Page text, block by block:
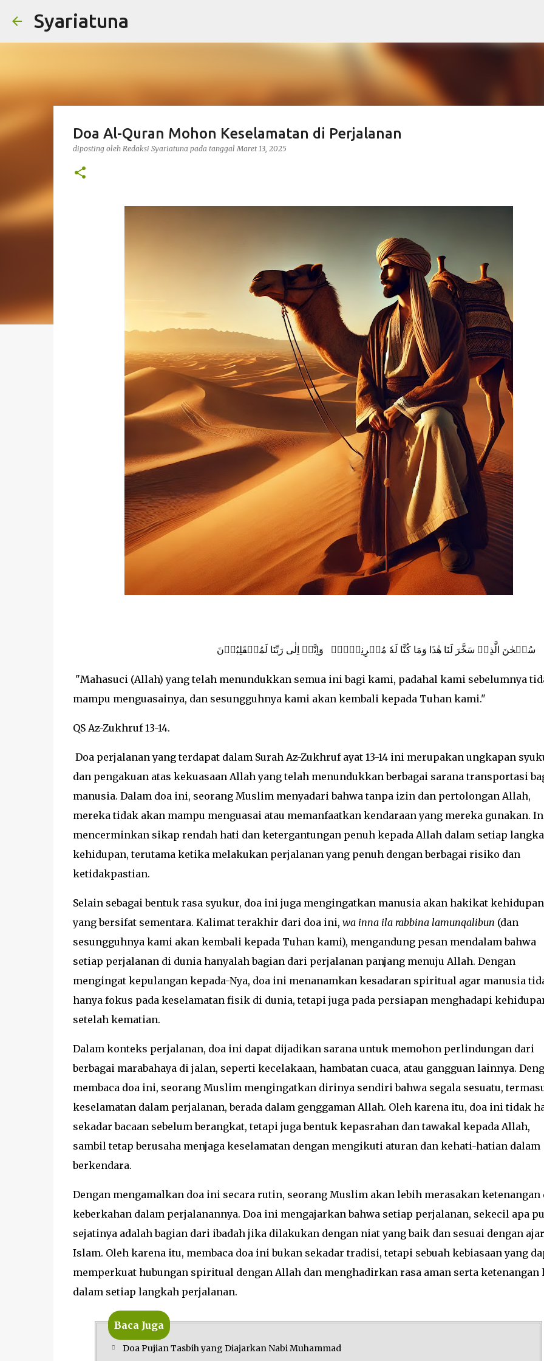
Syariatuna
Doa Al-Quran Mohon Keselamatan di Perjalanan
diposting oleh Redaksi Syariatuna pada tanggalMaret 13, 2025
سُبۡحٰنَ الَّذِىۡ سَخَّرَ لَنَا هٰذَا وَمَا كُنَّا لَهٗ مُقۡرِنِيۡنَۙ وَاِنَّاۤ اِلٰى رَبِّنَا لَمُنۡقَلِبُوۡنَ‏‏
"Mahasuci (Allah) yang telah menundukkan semua ini bagi kami, padahal kami sebelumnya
mampu menguasainya, dan sesungguhnya kami akan kembali kepada Tuhan kami."
QS Az-Zukhruf 13-14.
Doa perjalanan yang terdapat dalam Surah Az-Zukhruf ayat 13-14 ini merupakan ungkapan
dan pengakuan atas kekuasaan Allah yang telah menundukkan berbagai sarana transportasi
manusia. Dalam doa ini, seorang Muslim menyadari bahwa tanpa izin dan pertolongan Allah,
mereka tidak akan mampu menguasai atau memanfaatkan kendaraan yang mereka gunakan.
mencerminkan sikap rendah hati dan ketergantungan penuh kepada Allah dalam setiap
kehidupan, terutama ketika melakukan perjalanan yang penuh dengan berbagai risiko dan
ketidakpastian.
Selain sebagai bentuk rasa syukur, doa ini juga mengingatkan manusia akan hakikat kehidupan
yang bersifat sementara. Kalimat terakhir dari doa ini, wa inna ila rabbina lamunqalibun (dan
sesungguhnya kami akan kembali kepada Tuhan kami), mengandung pesan mendalam bahwa
setiap perjalanan di dunia hanyalah bagian dari perjalanan panjang menuju Allah. Dengan
mengingat kepulangan kepada-Nya, doa ini menanamkan kesadaran spiritual agar manusia
hanya fokus pada keselamatan fisik di dunia, tetapi juga pada persiapan menghadapi
setelah kematian.
Dalam konteks perjalanan, doa ini dapat dijadikan sarana untuk memohon perlindungan dari
berbagai marabahaya di jalan, seperti kecelakaan, hambatan cuaca, atau gangguan lainnya.
membaca doa ini, seorang Muslim mengingatkan dirinya sendiri bahwa segala sesuatu,
keselamatan dalam perjalanan, berada dalam genggaman Allah. Oleh karena itu, doa ini tidak
sekadar bacaan sebelum berangkat, tetapi juga bentuk kepasrahan dan tawakal kepada Allah,
sambil tetap berusaha menjaga keselamatan dengan mengikuti aturan dan kehati-hatian dalam
berkendara.
Dengan mengamalkan doa ini secara rutin, seorang Muslim akan lebih merasakan ketenangan
keberkahan dalam perjalanannya. Doa ini mengajarkan bahwa setiap perjalanan, sekecil apa
sejatinya adalah bagian dari ibadah jika dilakukan dengan niat yang baik dan sesuai dengan
Islam. Oleh karena itu, membaca doa ini bukan sekadar tradisi, tetapi sebuah kebiasaan yang
memperkuat hubungan spiritual dengan Allah dan menghadirkan rasa aman serta ketenangan
dalam setiap langkah perjalanan.
Baca Juga
Doa Pujian Tasbih yang Diajarkan Nabi Muhammad